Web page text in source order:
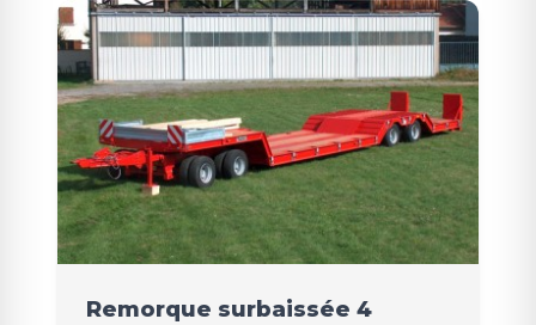
Remorque surbaissée 4